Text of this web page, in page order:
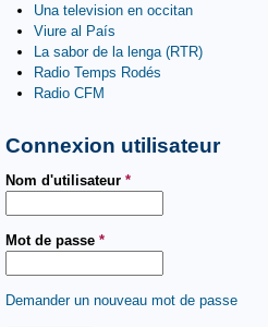
Una television en occitan
Viure al País
La sabor de la lenga (RTR)
Radio Temps Rodés
Radio CFM
Connexion utilisateur
Nom d'utilisateur *
Mot de passe *
Demander un nouveau mot de passe